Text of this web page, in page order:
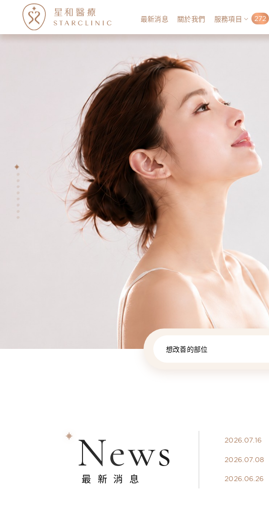
最新消息 關於我們 服務項目 272
想改善的部位
News
最新消息
2026.07.16
2026.07.08
2026.06.26